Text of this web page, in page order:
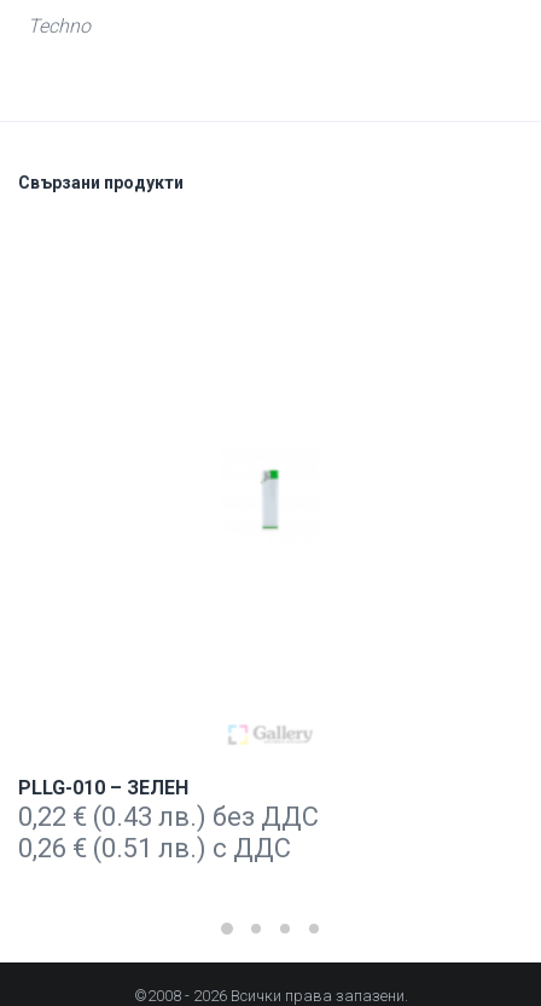
Techno
Свързани продукти
PLLG-010 – ЗЕЛЕН
0,22 € (0.43 лв.) без ДДС
0,26 € (0.51 лв.) с ДДС
©2008 - 2026 Всички права запазени.